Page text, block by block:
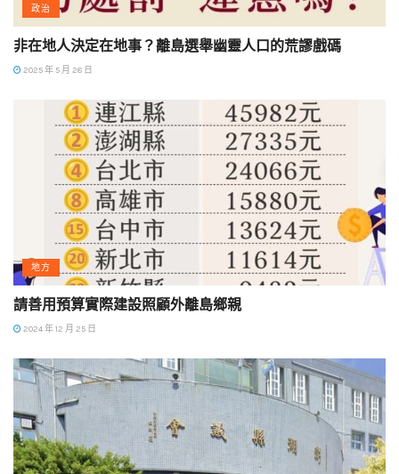
政治
非在地人決定在地事？離島選舉幽靈人口的荒謬戲碼
2025 年 5 月 28 日
地方
請善用預算實際建設照顧外離島鄉親
2024 年 12 月 25 日